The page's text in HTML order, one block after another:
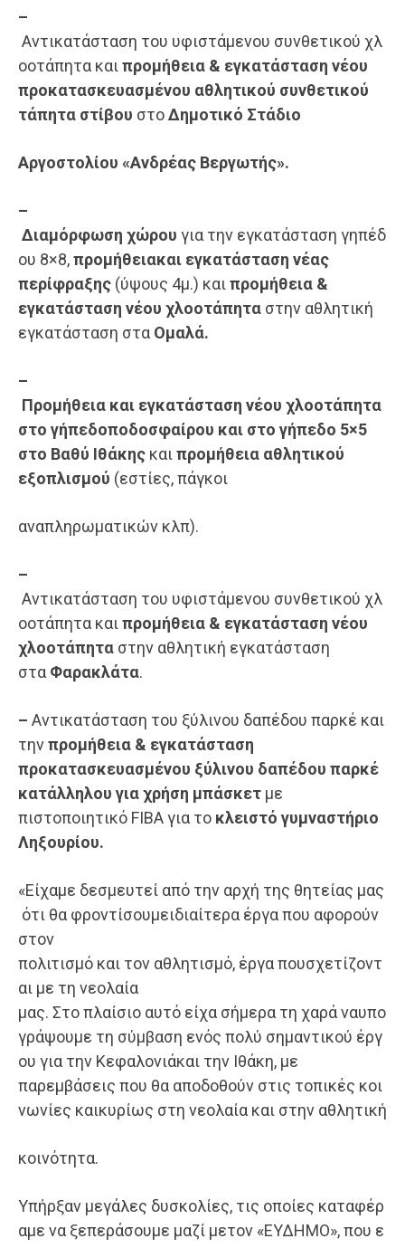
–
Αντικατάσταση του υφιστάμενου συνθετικού χλ
οοτάπητα καιπρομήθεια & εγκατάσταση νέου
προκατασκευασμένου αθλητικού συνθετικού
τάπητα στίβου στοΔημοτικό Στάδιο
Αργοστολίου «Ανδρέας Βεργωτής».
–
Διαμόρφωση χώρου για την εγκατάσταση γηπέδ
ου 8×8,προμήθειακαι εγκατάσταση νέας
περίφραξης (ύψους 4μ.) καιπρομήθεια &
εγκατάσταση νέου χλοοτάπητα στην αθλητική
εγκατάσταση στα Ομαλά.
–
Προμήθεια και εγκατάσταση νέου χλοοτάπητα
στο γήπεδοποδοσφαίρου και στο γήπεδο 5×5
στο Βαθύ Ιθάκης καιπρομήθεια αθλητικού
εξοπλισμού (εστίες, πάγκοι
αναπληρωματικών κλπ).
–
Αντικατάσταση του υφιστάμενου συνθετικού χλ
οοτάπητα καιπρομήθεια & εγκατάσταση νέου
χλοοτάπητα στην αθλητική εγκατάσταση
στα Φαρακλάτα.
– Αντικατάσταση του ξύλινου δαπέδου παρκέ και
τηνπρομήθεια & εγκατάσταση
προκατασκευασμένου ξύλινου δαπέδου παρκέ
κατάλληλου γιαχρήση μπάσκετ με
πιστοποιητικό FIBA για το κλειστό γυμναστήριο
Ληξουρίου.
«Είχαμε δεσμευτεί από την αρχή της θητείας μας
ότι θα φροντίσουμειδιαίτερα έργα που αφορούν
στον
πολιτισμό και τον αθλητισμό, έργα πουσχετίζοντ
αι με τη νεολαία
μας. Στο πλαίσιο αυτό είχα σήμερα τη χαρά ναυπο
γράψουμε τη σύμβαση ενός πολύ σημαντικού έργ
ου για την Κεφαλονιάκαι την Ιθάκη, με
παρεμβάσεις που θα αποδοθούν στις τοπικές κοι
νωνίες καικυρίως στη νεολαία και στην αθλητική
κοινότητα.
Υπήρξαν μεγάλες δυσκολίες, τις οποίες καταφέρ
αμε να ξεπεράσουμε μαζί μετον «ΕΥΔΗΜΟ», που ε